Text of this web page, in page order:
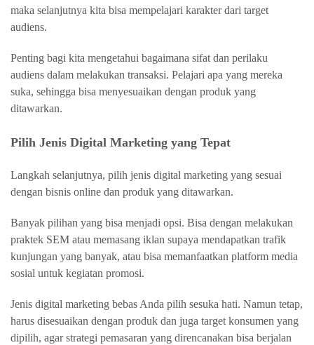
maka selanjutnya kita bisa mempelajari karakter dari target
audiens.
Penting bagi kita mengetahui bagaimana sifat dan perilaku
audiens dalam melakukan transaksi. Pelajari apa yang mereka
suka, sehingga bisa menyesuaikan dengan produk yang
ditawarkan.
Pilih Jenis Digital Marketing yang Tepat
Langkah selanjutnya, pilih jenis digital marketing yang sesuai
dengan bisnis online dan produk yang ditawarkan.
Banyak pilihan yang bisa menjadi opsi. Bisa dengan melakukan
praktek SEM atau memasang iklan supaya mendapatkan trafik
kunjungan yang banyak, atau bisa memanfaatkan platform media
sosial untuk kegiatan promosi.
Jenis digital marketing bebas Anda pilih sesuka hati. Namun tetap,
harus disesuaikan dengan produk dan juga target konsumen yang
dipilih, agar strategi pemasaran yang direncanakan bisa berjalan